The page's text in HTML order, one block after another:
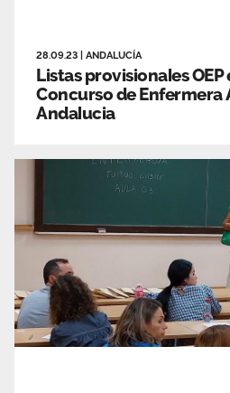
28.09.23 ANDALUCÍA
Listas provisionales
Concurso de Enfermera
Andalucia